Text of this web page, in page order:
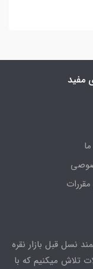
مفید
نسل قبل بازار نقره
تلاش میکنیم که با